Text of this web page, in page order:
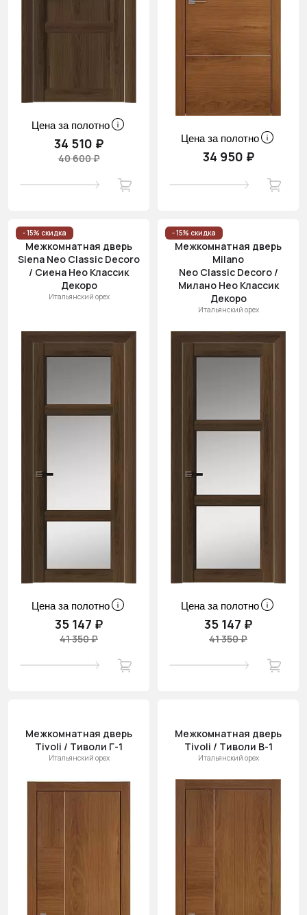
Цена за полотно
34 510 ₽
40 600 ₽
Цена за полотно
34 950 ₽
- 15% скидка
Межкомнатная дверь
Siena Neo Classic Decoro
/ Сиена Нео Классик
Декоро
Итальянский орех
Цена за полотно
35 147 ₽
41 350 ₽
- 15% скидка
Межкомнатная дверь
Milano
Neo Classic Decoro /
Милано Нео Классик
Декоро
Итальянский орех
Цена за полотно
35 147 ₽
41 350 ₽
Межкомнатная дверь
Tivoli / Тиволи Г-1
Итальянский орех
Межкомнатная дверь
Tivoli / Тиволи В-1
Итальянский орех